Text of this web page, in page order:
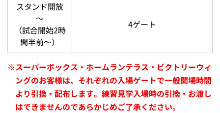
スタンド開放
～
（試合開始2時
間半前～）
4ゲート
※スーパーボックス・ホームランテラス・ビクトリーウィ
ングのお客様は、それぞれの入場ゲートで一般開場時間
より引換・配布します。練習見学入場時の引換・お渡し
はできませんのであらかじめご了承ください。